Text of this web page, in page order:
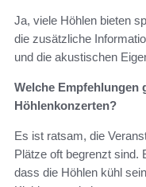
Ja, viele Höhlen bieten
die zusätzliche
und die akustischen
Welche Empfehlungen
Höhlenkonzerten?
Es ist ratsam, die
Plätze oft begrenzt sind.
dass die Höhlen kühl